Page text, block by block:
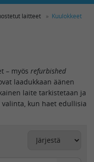
laitteet Kuulokkeet
– myös refurbished
laadukkaan äänen
laite tarkistetaan ja
kun haet edullisia